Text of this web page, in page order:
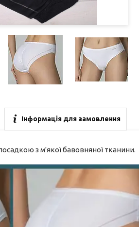
Інформація для замовлення
з м'якої бавовняної тканини.